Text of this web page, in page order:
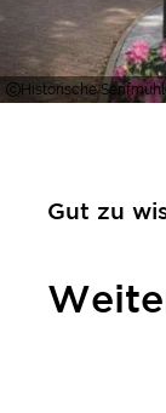
Historische
Gut zu